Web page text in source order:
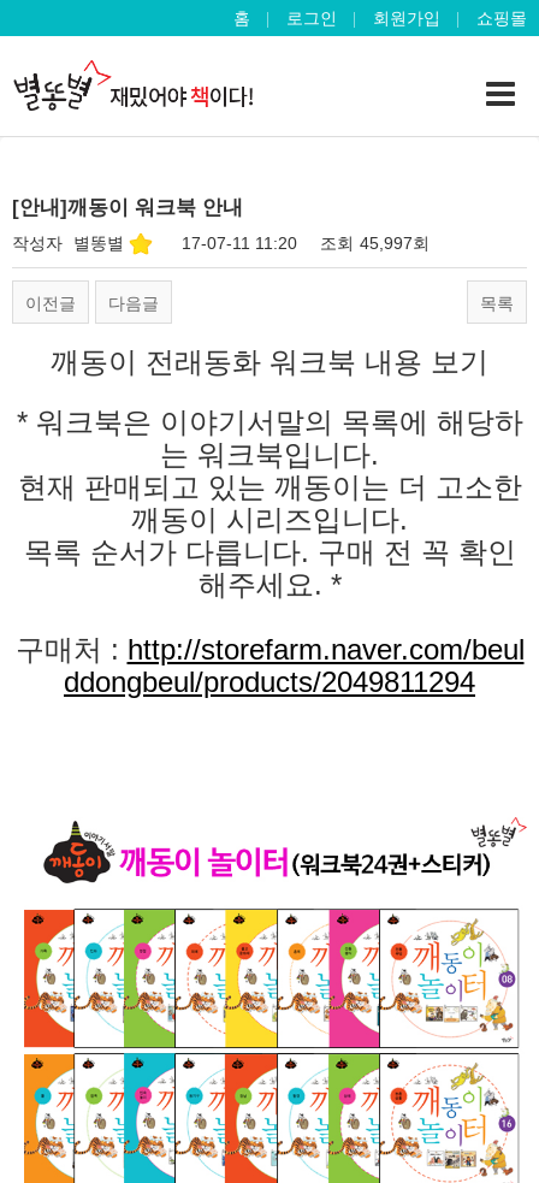
홈 로그인 회원가입 쇼핑몰
[안내]깨동이 워크북 안내
작성자 별똥별 17-07-11 11:20 조회 45,997회
이전글 다음글 목록
깨동이 전래동화 워크북 내용 보기
* 워크북은 이야기서말의 목록에 해당하
는 워크북입니다.
현재 판매되고 있는 깨동이는 더 고소한
깨동이 시리즈입니다.
목록 순서가 다릅니다. 구매 전 꼭 확인
해주세요. *
구매처 : http://storefarm.naver.com/beul
ddongbeul/products/2049811294